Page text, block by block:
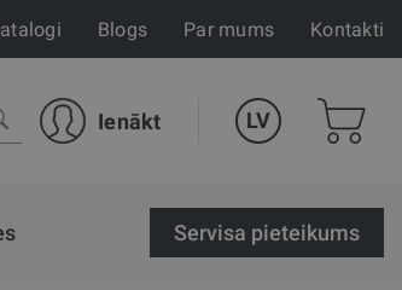
Blogs Par mums Kontakti
Ienākt LV
Servisa pieteikums